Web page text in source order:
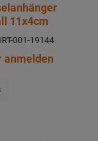
11x4cm
001-19144
anmelden